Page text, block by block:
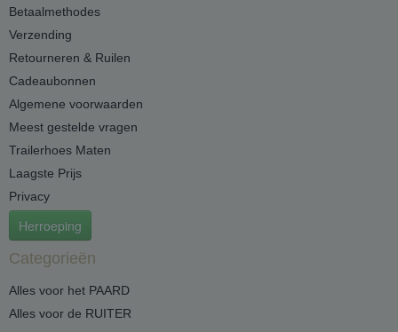
Betaalmethodes
Verzending
Retourneren & Ruilen
Cadeaubonnen
Algemene voorwaarden
Meest gestelde vragen
Trailerhoes Maten
Laagste Prijs
Privacy
Herroeping
Categorieën
Alles voor het PAARD
Alles voor de RUITER